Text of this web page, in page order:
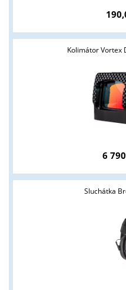
Kolimátor Vortex
6
Sluchátka
podnikatelům v oblasti